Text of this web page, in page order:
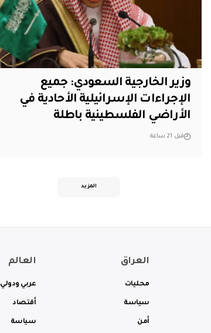
وزير الخارجية السعودي: جميع
الإجراءات الإسرائيلية الأحادية في
الأراضي الفلسطينية باطلة
قبل 21 ساعة
المزيد
العراق
محليات
سياسة
أمن
العالم
عربي ودولي
أقتصاد
سياسة